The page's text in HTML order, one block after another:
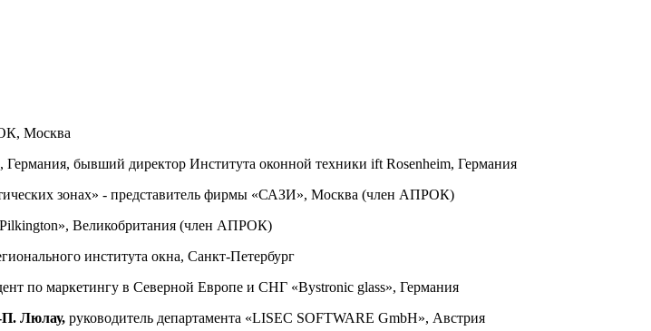
Москва
Германия, бывший директор Института оконной техники ift Rosenheim, Германия
зонах» - представитель фирмы «САЗИ», Москва (член АПРОК)
Великобритания (член АПРОК)
института окна, Санкт-Петербург
по маркетингу в Северной Европе и СНГ «Bystronic glass», Германия
Люлау, руководитель департамента «LISEC SOFTWARE GmbH», Австрия